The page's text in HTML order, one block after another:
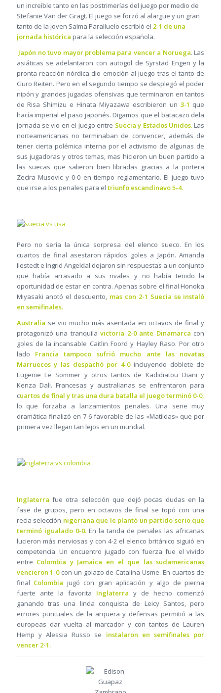
un increíble tanto en las postrimerías del juego por medio de
Stefanie Van der Gragt. El juego se forzó al alargue y un gran
tanto de la joven Salma Paralluelo escribió el 2-1 de una
jornada histórica para la selección española.
Japón no tuvo mayor problema para vencer a Noruega. Las
asiáticas se adelantaron con autogol de Syrstad Engen y la
pronta reacción nórdica dio emoción al juego tras el tanto de
Guro Reiten. Pero en el segundo tiempo se desplegó el poder
nipón y grandes jugadas ofensivas que terminaron en tantos
de Risa Shimizu e Hinata Miyazawa escribieron un 3-1 que
hacía imperial el paso japonés. Digamos que el batacazo dela
jornada se vio en el juego entre Suecia y Estados Unidos.Las
norteamericanas no terminaban de convencer, además de
tener cierta polémica interna por el activismo de algunas de
sus jugadoras y otros temas, mas hicieron un buen partido a
las suecas que salieron bien libradas gracias a la portera
Zecira Musovic y 0-0 en tiempo reglamentario. El juego tuvo
que irse a los penales para el triunfo escandinavo 5-4.
Pero no sería la única sorpresa del elenco sueco. En los
cuartos de final asestaron rápidos goles a Japón. Amanda
Ilestedt e Ingrid Angeldal dejaron sin respuestas a un conjunto
que había arrasado a sus rivales y no había tenido la
oportunidad de estar en contra. Apenas sobre el final Honoka
Miyasaki anotó el descuento, mas con 2-1 Suecia se instaló
en semifinales.
Australia se vio mucho más asentada en octavos de final y
protagonizó una tranquilavictoria 2-0 ante Dinamarca con
goles de la incansable Caitlin Foord y Hayley Raso. Por otro
lado Francia tampoco sufrió mucho ante las novatas
Marruecos y las despachó por 4-0incluyendo doblete de
Eugenie Le Sommer y otros tantos de Kadidiatou Diani y
Kenza Dali. Francesas y australianas se enfrentaron para
cuartos de final y tras una dura batalla el juego terminó 0-0,
lo que forzaba a lanzamientos penales. Una serie muy
dramática finalizó en 7-6 favorable de las «Matildas» que por
primera vez llegan tan lejos en un mundial.
Inglaterra fue otra selección que dejó pocas dudas en la
fase de grupos, pero en octavos de final se topó con una
recia selección nigeriana que le plantó un partido serio que
terminó igualado 0-0.En la tanda de penales las africanas
lucieron más nerviosas y con 4-2 el elenco británico siguió en
competencia. Un encuentro jugado con fuerza fue el vivido
entre Colombia y Jamaica en el que las sudamericanas
vencieron 1-0con un golazo de Catalina Usme. En cuartos de
final Colombia jugó con gran aplicación y algo de pierna
fuerte ante la favorita Inglaterra y de hecho comenzó
ganando tras una linda conquista de Leicy Santos, pero
errores puntuales de la arquera y defensas permitió a las
europeas dar vuelta al marcador y con tantos de Lauren
Hemp y Alessia Russo se instalaron en semifinales por
vencer 2-1.